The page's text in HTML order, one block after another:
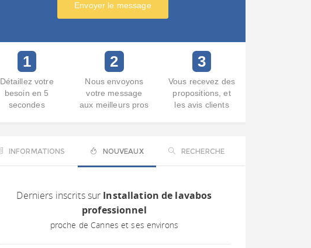
Envoyer le message
1
Détaillez votre
besoin en 5
secondes
2
Nous envoyons
votre message
aux meilleurs pros
3
Vous recevez des
propositions, et
les avis clients
INFORMATIONS NOUVEAUX RECHERCHE
Derniers inscrits sur Installation de lavabos
professionnel
proche de Cannes et ses environs